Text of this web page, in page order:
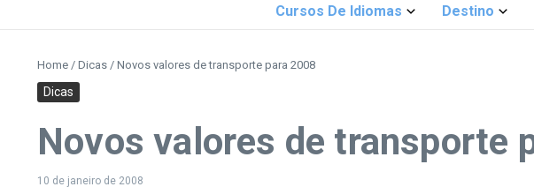
Cursos De Idiomas Destino
Home / Dicas / Novos valores de transporte para 2008
Dicas
Novos valores de transporte
10 de janeiro de 2008